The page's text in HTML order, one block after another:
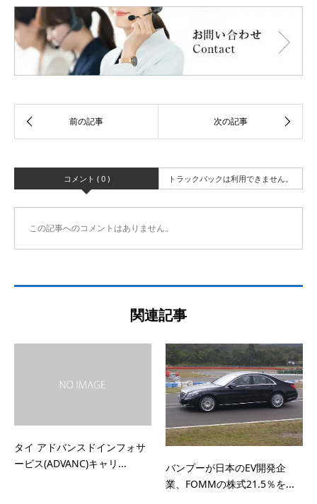
コメント ( 0 ) トラックバックは利用できません。
この記事へのコメントはありません。
関連記事
タイ アドバンスドインフォサ
ービス(ADVANC)キャリ...
バンプーが日本のEV開発企
業、FOMMの株式21.5％を...